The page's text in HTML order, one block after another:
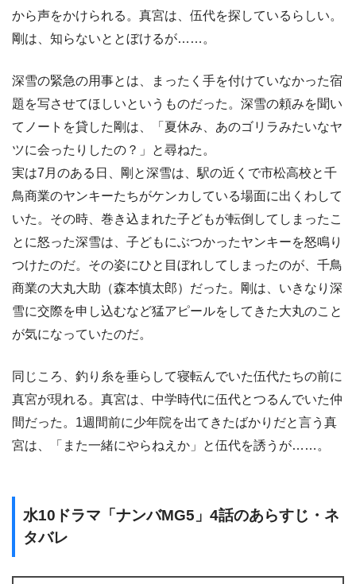
から声をかけられる。真宮は、伍代を探しているらしい。
剛は、知らないととぼけるが……。
深雪の緊急の用事とは、まったく手を付けていなかった宿
題を写させてほしいというものだった。深雪の頼みを聞い
てノートを貸した剛は、「夏休み、あのゴリラみたいなヤ
ツに会ったりしたの？」と尋ねた。
実は7月のある日、剛と深雪は、駅の近くで市松高校と千
鳥商業のヤンキーたちがケンカしている場面に出くわして
いた。その時、巻き込まれた子どもが転倒してしまったこ
とに怒った深雪は、子どもにぶつかったヤンキーを怒鳴り
つけたのだ。その姿にひと目ぼれしてしまったのが、千鳥
商業の大丸大助（森本慎太郎）だった。剛は、いきなり深
雪に交際を申し込むなど猛アピールをしてきた大丸のこと
が気になっていたのだ。
同じころ、釣り糸を垂らして寝転んでいた伍代たちの前に
真宮が現れる。真宮は、中学時代に伍代とつるんでいた仲
間だった。1週間前に少年院を出てきたばかりだと言う真
宮は、「また一緒にやらねえか」と伍代を誘うが……。
水10ドラマ「ナンバMG5」4話のあらすじ・ネ
タバレ